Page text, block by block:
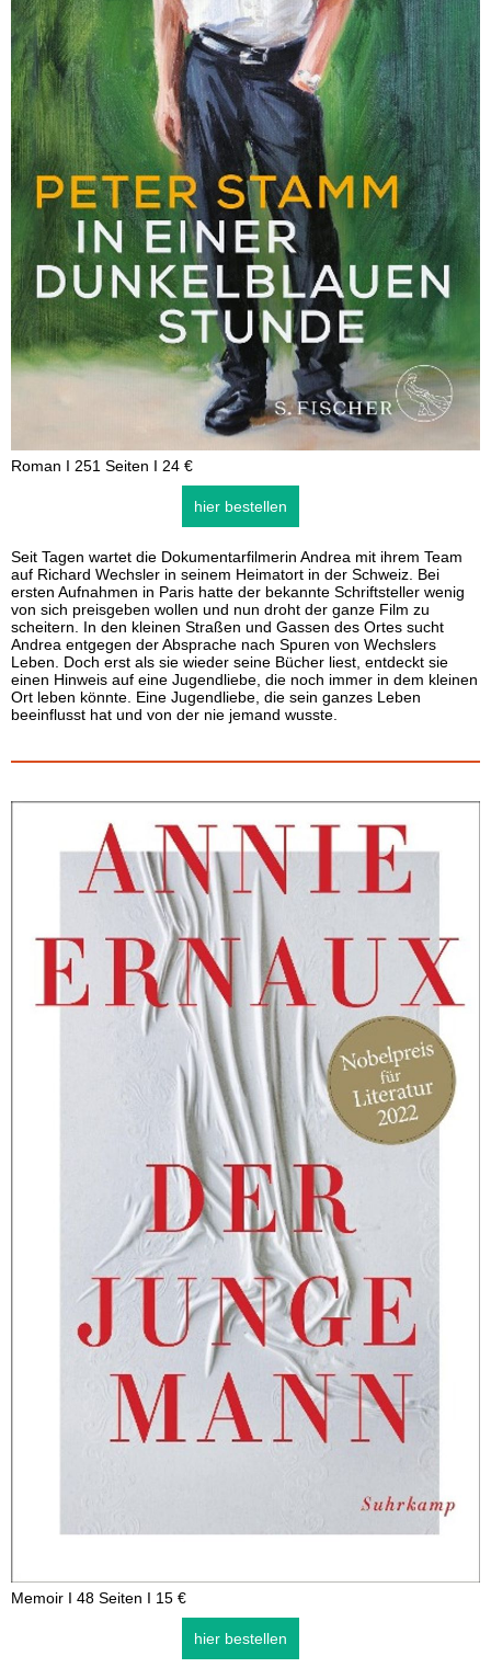
Roman I 251 Seiten I 24 €
hier bestellen
Seit Tagen wartet die Dokumentarfilmerin Andrea mit ihrem Team
auf Richard Wechsler in seinem Heimatort in der Schweiz. Bei
ersten Aufnahmen in Paris hatte der bekannte Schriftsteller wenig
von sich preisgeben wollen und nun droht der ganze Film zu
scheitern. In den kleinen Straßen und Gassen des Ortes sucht
Andrea entgegen der Absprache nach Spuren von Wechslers
Leben. Doch erst als sie wieder seine Bücher liest, entdeckt sie
einen Hinweis auf eine Jugendliebe, die noch immer in dem kleinen
Ort leben könnte. Eine Jugendliebe, die sein ganzes Leben
beeinflusst hat und von der nie jemand wusste.
Memoir I 48 Seiten I 15 €
hier bestellen